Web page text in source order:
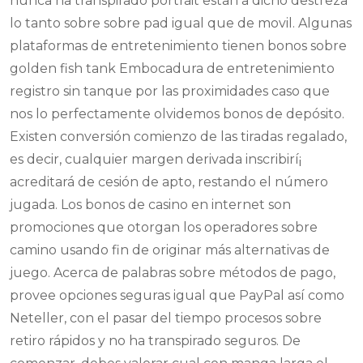
lo tanto sobre sobre pad igual que de movil. Algunas
plataformas de entretenimiento tienen bonos sobre
golden fish tank Embocadura de entretenimiento
registro sin tanque por las proximidades caso que
nos lo perfectamente olvidemos bonos de depósito.
Existen conversión comienzo de las tiradas regalado,
es decir, cualquier margen derivada inscribirí¡
acreditará de cesión de apto, restando el número
jugada. Los bonos de casino en internet son
promociones que otorgan los operadores sobre
camino usando fin de originar más alternativas de
juego. Acerca de palabras sobre métodos de pago,
provee opciones seguras igual que PayPal así­ como
Neteller, con el pasar del tiempo procesos sobre
retiro rápidos y no ha transpirado seguros. De